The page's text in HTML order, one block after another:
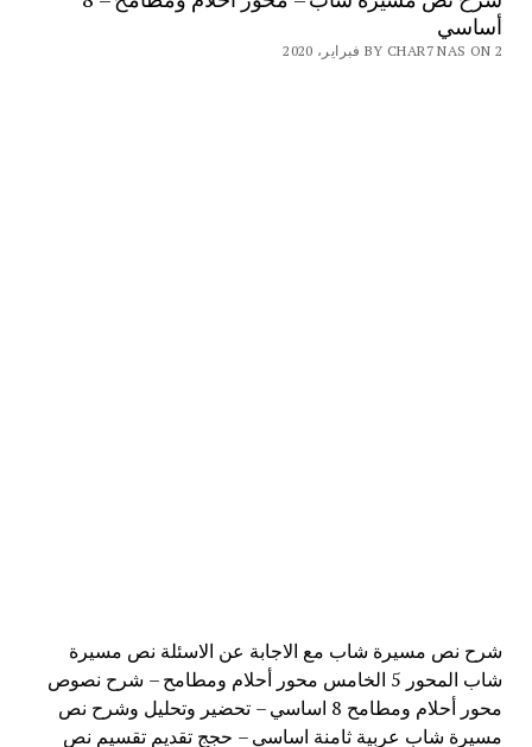
أساسي
BY CHAR7 NAS ON 2 فبراير، 2020
شرح نص مسيرة شاب مع الاجابة عن الاسئلة نص مسيرة
شاب المحور 5 الخامس محور أحلام ومطامح – شرح نصوص
محور أحلام ومطامح 8 اساسي – تحضير وتحليل وشرح نص
مسيرة شاب عربية ثامنة اساسي – حجج تقديم تقسيم نص